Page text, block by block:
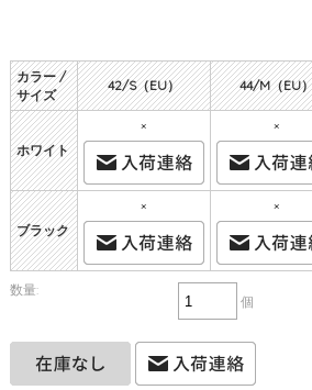
カラー /
サイズ
42/S（EU） 44/M（EU
ホワイト
× ×
ブラック
× ×
数量:
個